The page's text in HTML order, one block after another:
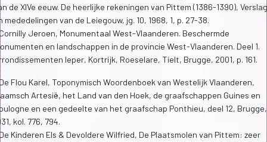
de XIVe eeuw. De heerlijke rekeningen van Pittem (1386-1390),
mededelingen van de Leiegouw, jg. 10, 1968, 1, p. 27-38.
Jeroen, Monumentaal West-Vlaanderen. Beschermde
en landschappen in de provincie West-Vlaanderen. Deel 1.
Ieper, Kortrijk, Roeselare, Tielt, Brugge, 2001, p. 161.
Flou Karel, Toponymisch Woordenboek van Westelijk Vlaanderen,
Artesië, het Land van den Hoek, de graafschappen Guines en
en een gedeelte van het graafschap Ponthieu, deel 12, Brugge,
kol. 776, 794.
Kinderen Els & Devoldere Wilfried, De Plaatsmolen van Pittem: zeer